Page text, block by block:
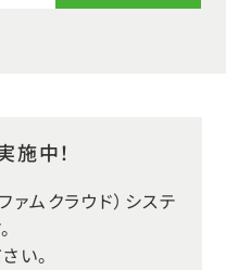
施中！
ムクラウド）システ
い。